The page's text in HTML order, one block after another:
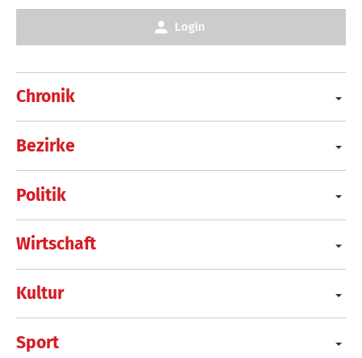
Chronik
Bezirke
Politik
Wirtschaft
Kultur
Sport
Login